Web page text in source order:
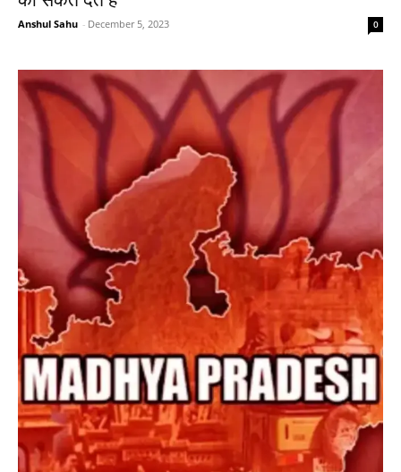
Anshul Sahu - December 5, 2023 0